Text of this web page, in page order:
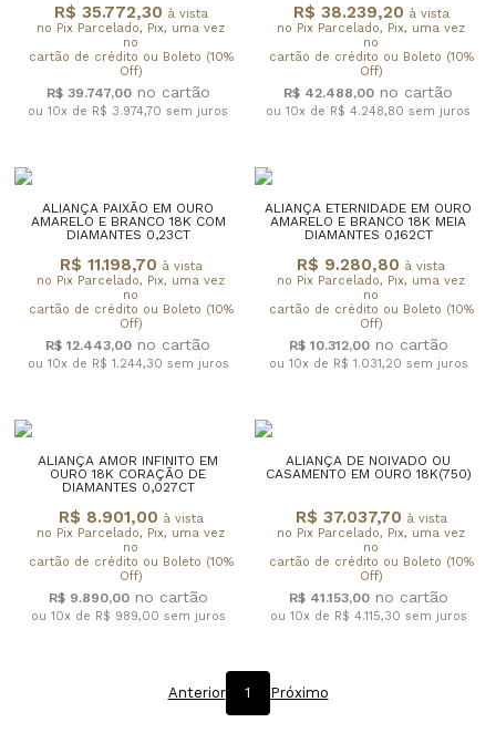
R$ 35.772,30 à vista
no Pix Parcelado, Pix, uma vez
no
cartão de crédito ou Boleto (10%
Off)
R$ 39.747,00
ou 10x de R$ 3.974,70 sem juros
R$ 38.239,20 à vista
no Pix Parcelado, Pix, uma vez
no
cartão de crédito ou Boleto (10%
Off)
R$ 42.488,00
ou 10x de R$ 4.248,80 sem juros
ALIANÇA PAIXÃO EM OURO
AMARELO E BRANCO 18K COM
DIAMANTES 0,23CT
R$ 11.198,70 à vista
no Pix Parcelado, Pix, uma vez
no
cartão de crédito ou Boleto (10%
Off)
R$ 12.443,00
ou 10x de R$ 1.244,30 sem juros
ALIANÇA ETERNIDADE EM OURO
AMARELO E BRANCO 18K MEIA
DIAMANTES 0,162CT
R$ 9.280,80 à vista
no Pix Parcelado, Pix, uma vez
no
cartão de crédito ou Boleto (10%
Off)
R$ 10.312,00
ou 10x de R$ 1.031,20 sem juros
ALIANÇA AMOR INFINITO EM
OURO 18K CORAÇÃO DE
DIAMANTES 0,027CT
R$ 8.901,00 à vista
no Pix Parcelado, Pix, uma vez
no
cartão de crédito ou Boleto (10%
Off)
R$ 9.890,00
ou 10x de R$ 989,00 sem juros
ALIANÇA DE NOIVADO OU
CASAMENTO EM OURO 18K(750)
R$ 37.037,70 à vista
no Pix Parcelado, Pix, uma vez
no
cartão de crédito ou Boleto (10%
Off)
R$ 41.153,00
ou 10x de R$ 4.115,30 sem juros
Anterior 1 Próximo